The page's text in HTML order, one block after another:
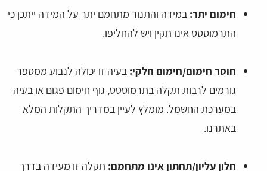
חימום יתר: במידה והתנור מתחמם יתר על המידה ייתכן כי
התרמוסטט אינו תקין ויש להחליפו.
חוסר חימום/חימום חלקי: בעיה זו יכולה לנבוע ממספר
גורמים לרבות תקלה בתרמוסטט, גוף חימום פגום או בעיה
במערכת החשמל. מומלץ לעיין במדריך התקלות המלא
באתרנו.
חלון עליון/תחתון אינו מתחמם: תקלה זו מעידה בדרך